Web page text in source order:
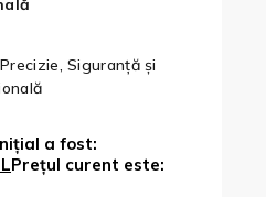
Siguranță și
a fost:
Prețul curent este: